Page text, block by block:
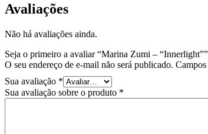
Avaliações
Não há avaliações ainda.
Seja o primeiro a avaliar “Marina Zumi – “Innerlight””
O seu endereço de e-mail não será publicado.
Sua avaliação *
Sua avaliação sobre o produto *